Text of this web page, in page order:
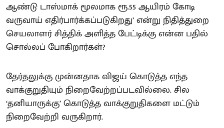
ஆண்டு டாஸ்மாக் மூலமாக ரூ.55 ஆயிரம் கோடி
வருவாய் எதிர்பார்க்கப்படுகிறது’ என்று நிதித்துறை
செயலாளர் சித்திக் அளித்த பேட்டிக்கு என்ன பதில்
சொல்லப் போகிறார்கள்?
தேர்தலுக்கு முன்னதாக விஜய் கொடுத்த எந்த
வாக்குறுதியும் நிறைவேற்றப்படவில்லை. சில
‘தனியாருக்கு’ கொடுத்த வாக்குறுதிகளை மட்டும்
நிறைவேற்றி வருகிறார்.